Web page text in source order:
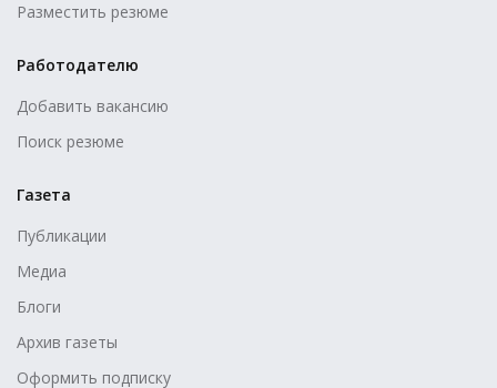
Разместить резюме
Работодателю
Добавить вакансию
Поиск резюме
Газета
Публикации
Медиа
Блоги
Архив газеты
Оформить подписку